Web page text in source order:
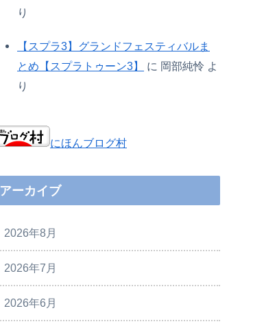
り
【スプラ3】グランドフェスティバルま
とめ【スプラトゥーン3】
に 岡部純怜 よ
り
にほんブログ村
アーカイブ
2026年8月
2026年7月
2026年6月